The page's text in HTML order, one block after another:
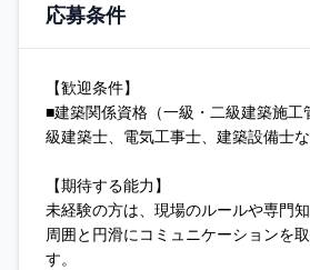
応募条件
【歓迎条件】
■建築関係資格（一級・二級建築施工
級建築士、電気工事士、建築設備士
【期待する能力】
未経験の方は、現場のルールや専門知
周囲と円滑にコミュニケーションを
す。